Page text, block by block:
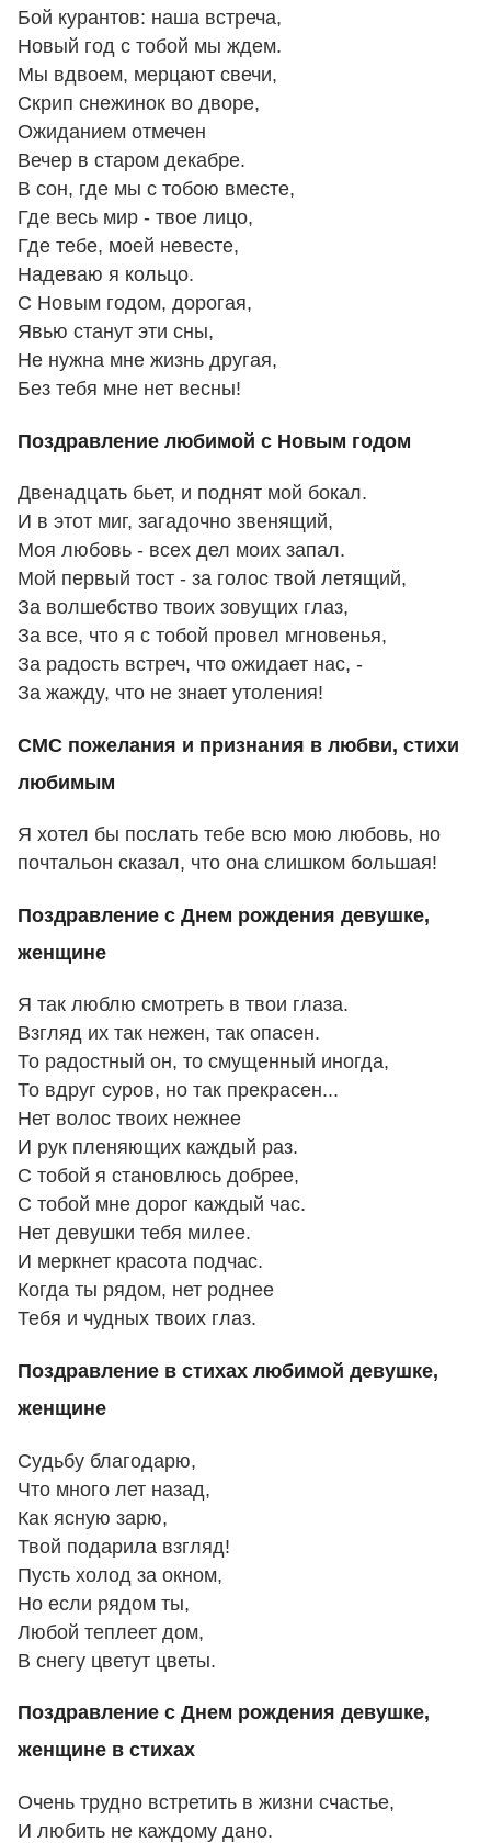
Бой курантов: наша встреча,
Новый год с тобой мы ждем.
Мы вдвоем, мерцают свечи,
Скрип снежинок во дворе,
Ожиданием отмечен
Вечер в старом декабре.
В сон, где мы с тобою вместе,
Где весь мир - твое лицо,
Где тебе, моей невесте,
Надеваю я кольцо.
С Новым годом, дорогая,
Явью станут эти сны,
Не нужна мне жизнь другая,
Без тебя мне нет весны!
Поздравление любимой с Новым годом
Двенадцать бьет, и поднят мой бокал.
И в этот миг, загадочно звенящий,
Моя любовь - всех дел моих запал.
Мой первый тост - за голос твой летящий,
За волшебство твоих зовущих глаз,
За все, что я с тобой пpовел мгновенья,
За pадость встреч, что ожидает нас, -
За жаждy, что не знает утоления!
СМС пожелания и признания в любви, стихи
любимым
Я хотел бы послать тебе всю мою любовь, но
почтальон сказал, что она слишком большая!
Поздравление с Днем рождения девушке,
женщине
Я так люблю смотреть в твои глаза.
Взгляд их так нежен, так опасен.
То радостный он, то смущенный иногда,
То вдруг суров, но так прекрасен...
Нет волос твоих нежнее
И рук пленяющих каждый раз.
С тобой я становлюсь добрее,
С тобой мне дорог каждый час.
Нет девушки тебя милее.
И меркнет красота подчас.
Когда ты рядом, нет роднее
Тебя и чудных твоих глаз.
Поздравление в стихах любимой девушке,
женщине
Сyдьбy благодарю,
Что много лет назад,
Как яснyю зарю,
Твой подарила взгляд!
Пyсть холод за окном,
Hо если pядом ты,
Любой теплеет дом,
В снегу цветут цветы.
Поздравление с Днем рождения девушке,
женщине в стихах
Очень трудно встретить в жизни счастье,
И любить не каждому дано.